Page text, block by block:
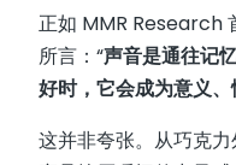
正如 MMR Research
所言：“声音是通往记
好时，它会成为意义、
这并非夸张。从巧克